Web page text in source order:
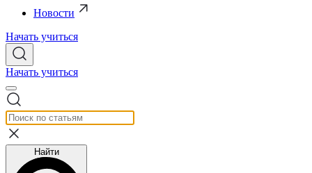
Новости
Начать учиться
Начать учиться
Найти